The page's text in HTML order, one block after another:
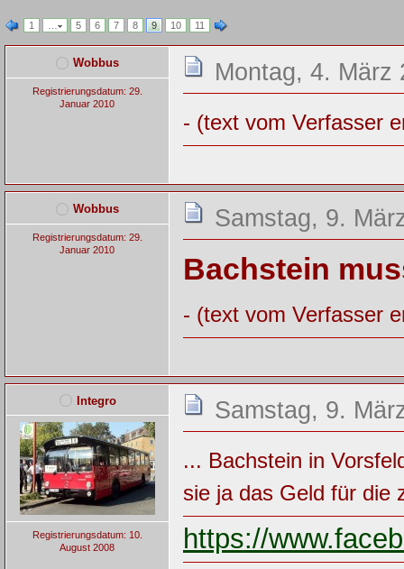
1 … 5 6 7 8 9 10 11
Wobbus
Registrierungsdatum: 29.
Januar 2010
Montag, 4. März
- (text vom Verfasser
Wobbus
Registrierungsdatum: 29.
Januar 2010
Samstag, 9.
Bachstein
- (text vom Verfasser
Integro
Registrierungsdatum: 10.
August 2008
Samstag, 9.
... Bachstein in
sie ja das Geld für die
https://